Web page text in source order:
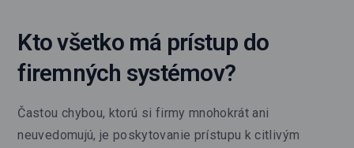
Kto všetko má prístup do
firemných systémov?
Častou chybou, ktorú si firmy mnohokrát ani
neuvedomujú, je poskytovanie prístupu k citlivým